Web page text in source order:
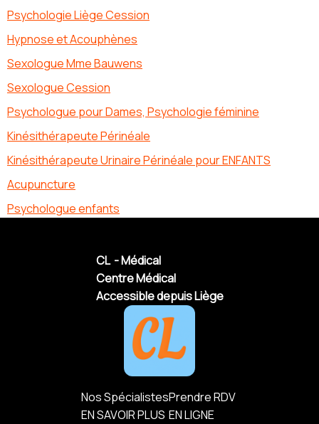
Psychologie Liège Cession
Hypnose et Acouphènes
Sexologue Mme Bauwens
Sexologue Cession
Psychologue pour Dames, Psychologie féminine
Kinésithérapeute Périnéale
Kinésithérapeute Urinaire Périnéale pour ENFANTS
Acupuncture
Psychologue enfants
CL - Médical
Centre Médical
Accessible depuis Liège
Nos Spécialistes
EN SAVOIR PLUS
Prendre RDV
EN LIGNE